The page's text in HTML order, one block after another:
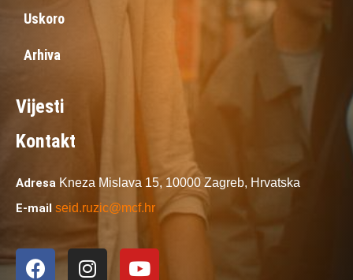
Uskoro
Arhiva
Vijesti
Kontakt
Adresa Kneza Mislava 15, 10000 Zagreb, Hrvatska
E-mail seid.ruzic@mcf.hr